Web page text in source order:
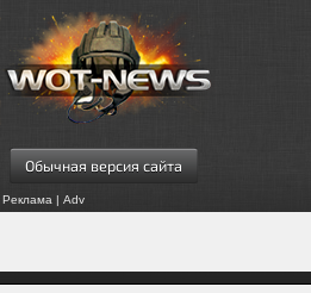
Обычная версия сайта
Реклама | Adv